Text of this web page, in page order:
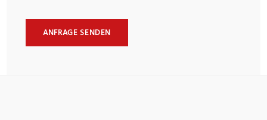
ANFRAGE SENDEN